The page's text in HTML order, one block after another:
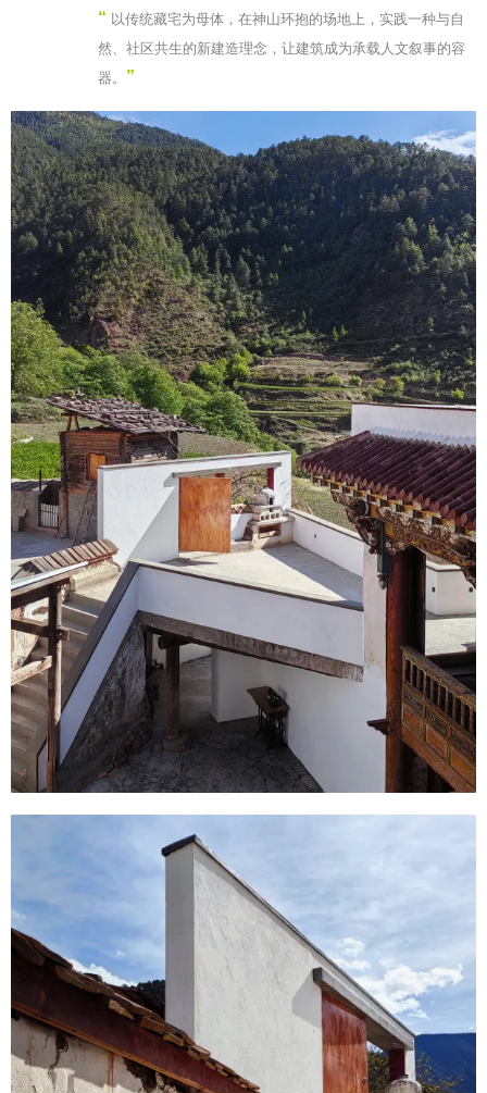
“ 以传统藏宅为母体，在神山环抱的场地上，实践一种与自
然、社区共生的新建造理念，让建筑成为承载人文叙事的容
器。 ”